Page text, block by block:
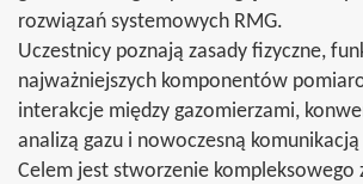
rozwiązań systemowych RMG.
Uczestnicy poznają zasady fizyczne,
najważniejszych komponentów
interakcje między gazomierzami,
analizą gazu i nowoczesną
Celem jest stworzenie kompleksowego